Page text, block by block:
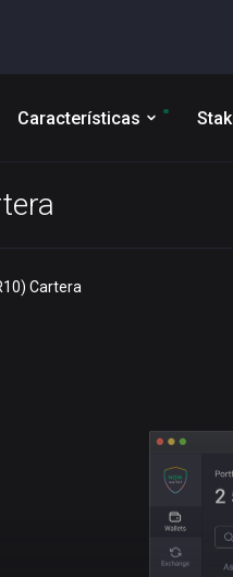
Características
Cartera